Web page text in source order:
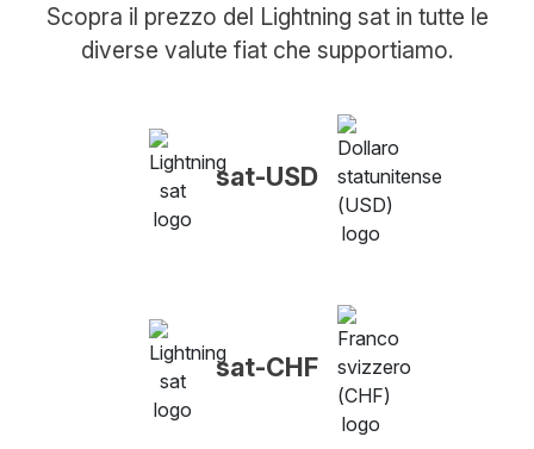
Scopra il prezzo del Lightning sat in tutte le
diverse valute fiat che supportiamo.
sat-USD
sat-CHF